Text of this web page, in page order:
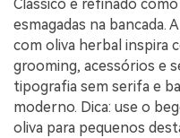
Clássico e refinado
esmagadas na bancada.
com oliva herbal inspira
grooming, acessórios e
tipografia sem serifa e
moderno. Dica: use o
oliva para pequenos